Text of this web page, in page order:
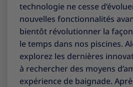
technologie ne cesse
nouvelles fonctionnalités
bientôt révolutionner la
le temps dans nos piscines.
explorez les dernières
à rechercher des moyens
expérience de baignade.